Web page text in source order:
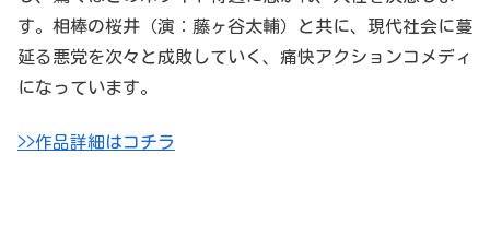
す。相棒の桜井（演：藤ヶ谷太輔）と共に、現代社会に蔓
延る悪党を次々と成敗していく、痛快アクションコメディ
になっています。
>>作品詳細はコチラ